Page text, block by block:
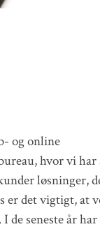
og online
hvor vi
løsninger,
er det vigtigt, at
de seneste år